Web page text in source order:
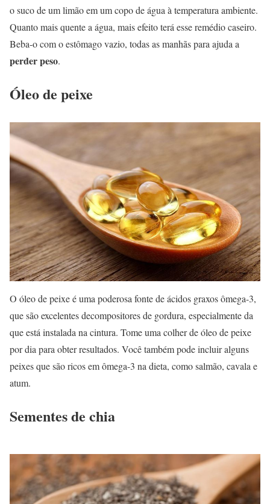
o suco de um limão em um copo de água à temperatura ambiente.
Quanto mais quente a água, mais efeito terá esse remédio caseiro.
Beba-o com o estômago vazio, todas as manhãs para ajuda a
perder peso.
Óleo de peixe
O óleo de peixe é uma poderosa fonte de ácidos graxos ômega-3,
que são excelentes decompositores de gordura, especialmente da
que está instalada na cintura. Tome uma colher de óleo de peixe
por dia para obter resultados. Você também pode incluir alguns
peixes que são ricos em ômega-3 na dieta, como salmão, cavala e
atum.
Sementes de chia